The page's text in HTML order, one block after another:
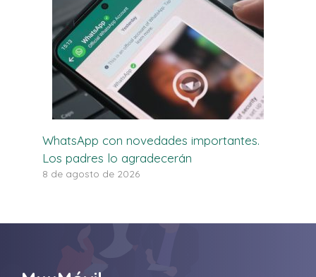
WhatsApp con novedades importantes.
Los padres lo agradecerán
8 de agosto de 2026